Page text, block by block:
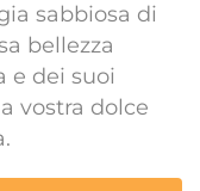
sabbiosa di
bellezza
e dei suoi
vostra dolce